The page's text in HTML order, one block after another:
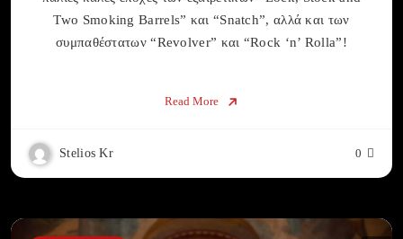
Two Smoking Barrels” και “Snatch”, αλλά και των
συμπαθέστατων “Revolver” και “Rock ‘n’ Rolla”!
Read More
Stelios Kr 0